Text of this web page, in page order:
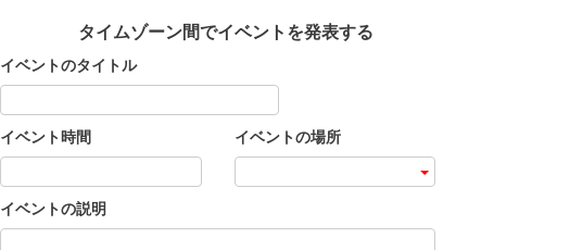
タイムゾーン間でイベントを発表する
イベントのタイトル
イベント時間 イベントの場所
イベントの説明